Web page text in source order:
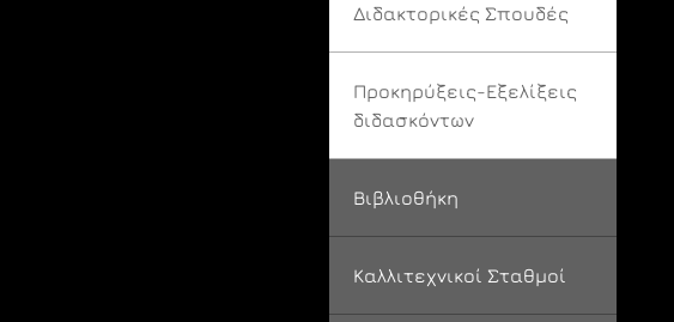
Διδακτορικές Σπουδές
Προκηρύξεις-Εξελίξεις
διδασκόντων
Βιβλιοθήκη
Καλλιτεχνικοί Σταθμοί